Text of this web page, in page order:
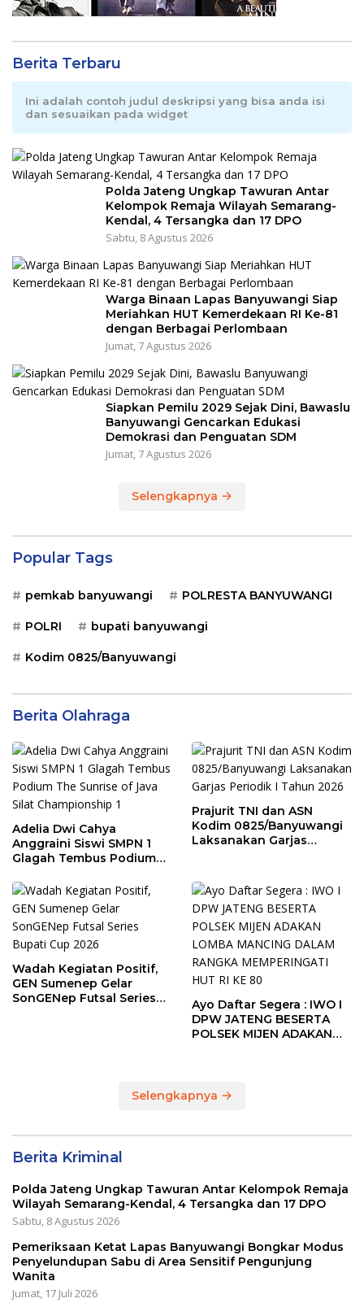
Berita Terbaru
Ini adalah contoh judul deskripsi yang bisa anda isi
dan sesuaikan pada widget
Polda Jateng Ungkap Tawuran Antar
Kelompok Remaja Wilayah Semarang-
Kendal, 4 Tersangka dan 17 DPO
Sabtu, 8 Agustus 2026
Warga Binaan Lapas Banyuwangi Siap
Meriahkan HUT Kemerdekaan RI Ke-81
dengan Berbagai Perlombaan
Jumat, 7 Agustus 2026
Siapkan Pemilu 2029 Sejak Dini, Bawaslu
Banyuwangi Gencarkan Edukasi
Demokrasi dan Penguatan SDM
Jumat, 7 Agustus 2026
Selengkapnya
Popular Tags
pemkab banyuwangi POLRESTA BANYUWANGI
POLRI bupati banyuwangi
Kodim 0825/Banyuwangi
Berita Olahraga
Adelia Dwi Cahya
Anggraini Siswi SMPN 1
Glagah Tembus Podium
Championship 1
Prajurit TNI dan ASN
Kodim 0825/Banyuwangi
Laksanakan Garjas
Wadah Kegiatan Positif,
GEN Sumenep Gelar
SonGENep Futsal Series
Ayo Daftar Segera : IWO I
DPW JATENG BESERTA
POLSEK MIJEN ADAKAN
Selengkapnya
Berita Kriminal
Polda Jateng Ungkap Tawuran Antar Kelompok Remaja
Wilayah Semarang-Kendal, 4 Tersangka dan 17 DPO
Sabtu, 8 Agustus 2026
Pemeriksaan Ketat Lapas Banyuwangi Bongkar Modus
Penyelundupan Sabu di Area Sensitif Pengunjung
Wanita
Jumat, 17 Juli 2026